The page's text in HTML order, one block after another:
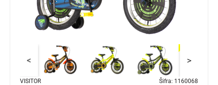
< >
VISITOR Šifra: 1160068